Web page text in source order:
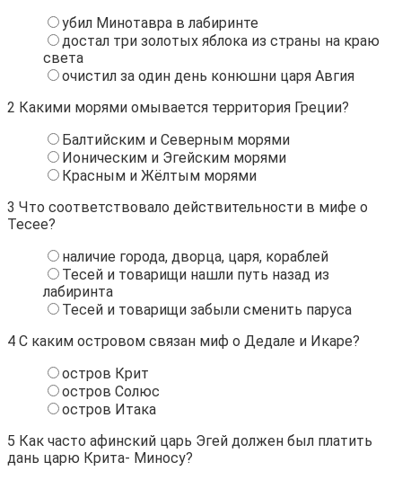
убил Минотавра в лабиринте
достал три золотых яблока из страны на краю
света
очистил за один день конюшни царя Авгия
2 Какими морями омывается территория Греции?
Балтийским и Северным морями
Ионическим и Эгейским морями
Красным и Жёлтым морями
3 Что соответствовало действительности в мифе о
Тесее?
наличие города, дворца, царя, кораблей
Тесей и товарищи нашли путь назад из
лабиринта
Тесей и товарищи забыли сменить паруса
4 С каким островом связан миф о Дедале и Икаре?
остров Крит
остров Солюс
остров Итака
5 Как часто афинский царь Эгей должен был платить
дань царю Крита- Миносу?